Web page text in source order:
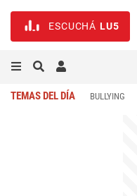
ESCUCHÁ LU5
TEMAS DEL DÍA BULLYING